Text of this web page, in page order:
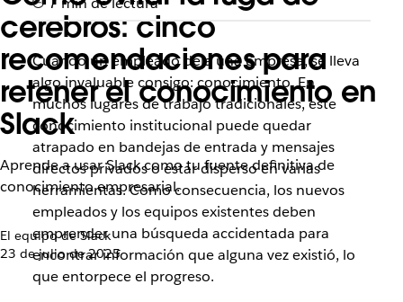
cerebros: cinco
recomendaciones para
retener el conocimiento en
Slack
Aprende a usar Slack como tu fuente definitiva de
conocimiento empresarial.
El equipo de Slack
23 de julio de 2025
Cuando un empleado deja una empresa, se lleva
algo invaluable consigo: conocimiento. En
muchos lugares de trabajo tradicionales, este
conocimiento institucional puede quedar
atrapado en bandejas de entrada y mensajes
directos privados o estar disperso en varias
herramientas. Como consecuencia, los nuevos
empleados y los equipos existentes deben
emprender una búsqueda accidentada para
encontrar información que alguna vez existió, lo
que entorpece el progreso.